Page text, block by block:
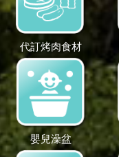
代訂烤肉食材
嬰兒澡盆